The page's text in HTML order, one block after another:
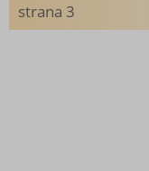
strana 3